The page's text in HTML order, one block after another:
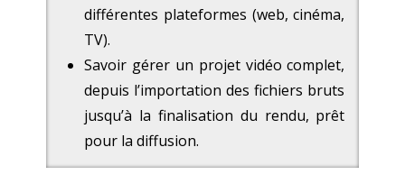
différentes plateformes (web, cinéma,
TV).
Savoir gérer un projet vidéo complet,
depuis l’importation des fichiers bruts
jusqu’à la finalisation du rendu, prêt
pour la diffusion.